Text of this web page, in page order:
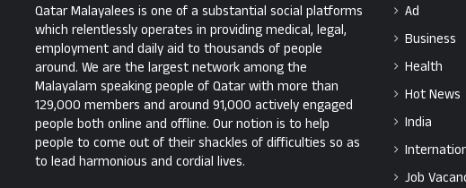
Qatar Malayalees is one of a substantial social platforms
which relentlessly operates in providing medical, legal,
employment and daily aid to thousands of people
around. We are the largest network among the
Malayalam speaking people of Qatar with more than
129,000 members and around 91,000 actively engaged
people both online and offline. Our notion is to help
people to come out of their shackles of difficulties so as
to lead harmonious and cordial lives.
Ad
Business
Health
Hot News
India
Job